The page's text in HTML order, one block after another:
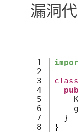
漏洞
1
2
3
4
5
6
7
class
}
}